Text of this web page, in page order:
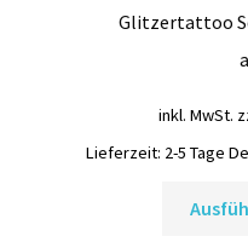
Glitzertattoo
inkl. MwSt.
Lieferzeit: 2-5 Tage